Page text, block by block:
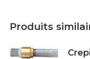
Produits